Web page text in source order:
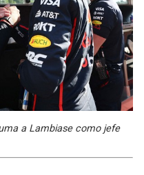
a Lambiase como jefe